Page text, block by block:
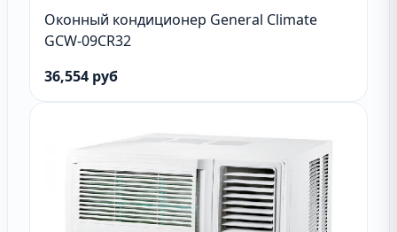
Оконный кондиционер General Climate
GCW-09CR32
36,554 руб